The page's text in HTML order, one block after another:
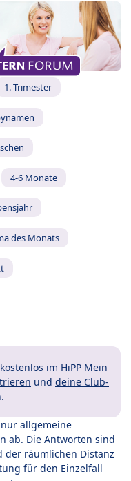
1. Trimester
4-6 Monate
des Monats
kostenlos im HiPP Mein
und deine Club-
allgemeine
ab. Die Antworten sind
räumlichen Distanz
für den Einzelfall